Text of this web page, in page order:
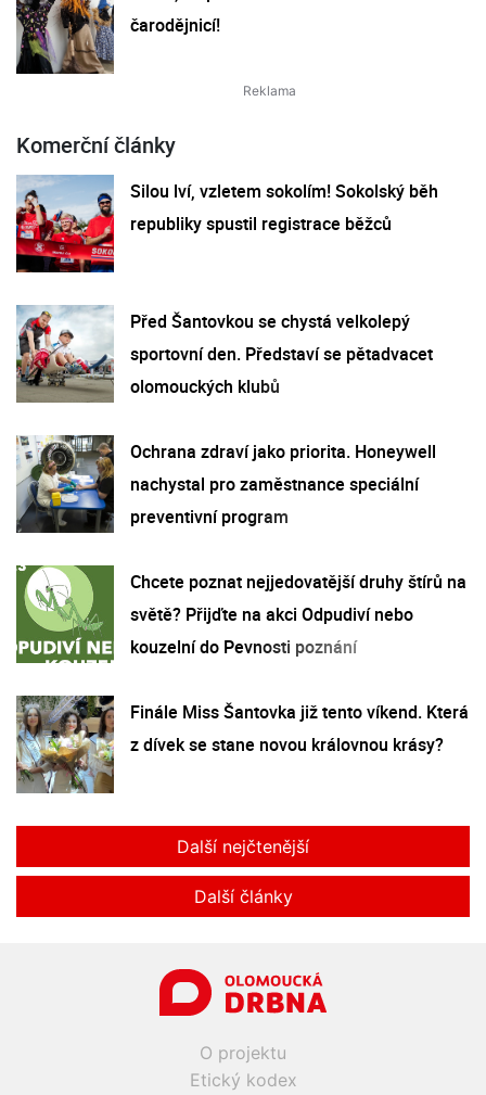
čarodějnicí!
Komerční články
Silou lví, vzletem sokolím! Sokolský běh
republiky spustil registrace běžců
Před Šantovkou se chystá velkolepý
sportovní den. Představí se pětadvacet
olomouckých klubů
Ochrana zdraví jako priorita. Honeywell
nachystal pro zaměstnance speciální
preventivní program
Chcete poznat nejjedovatější druhy štírů na
světě? Přijďte na akci Odpudiví nebo
kouzelní do Pevnosti poznání
Finále Miss Šantovka již tento víkend. Která
z dívek se stane novou královnou krásy?
Další nejčtenější
Další články
O projektu
Etický kodex